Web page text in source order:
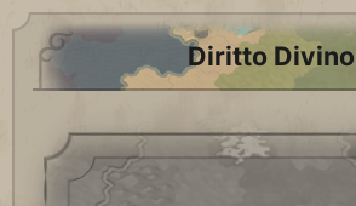
Diritto Divino